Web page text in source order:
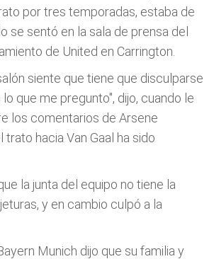
por tres temporadas, estaba de
se sentó en la sala de prensa del
de United en Carrington.
siente que tiene que disculparse
que me pregunto", dijo, cuando le
los comentarios de Arsene
hacia Van Gaal ha sido
la junta del equipo no tiene la
y en cambio culpó a la
Munich dijo que su familia y